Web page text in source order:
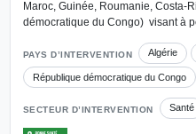
Maroc, Guinée, Roumanie, Costa-
démocratique du Congo) visant à
PAYS D’INTERVENTION Algérie
République démocratique du Congo
SECTEUR D’INTERVENTION Santé